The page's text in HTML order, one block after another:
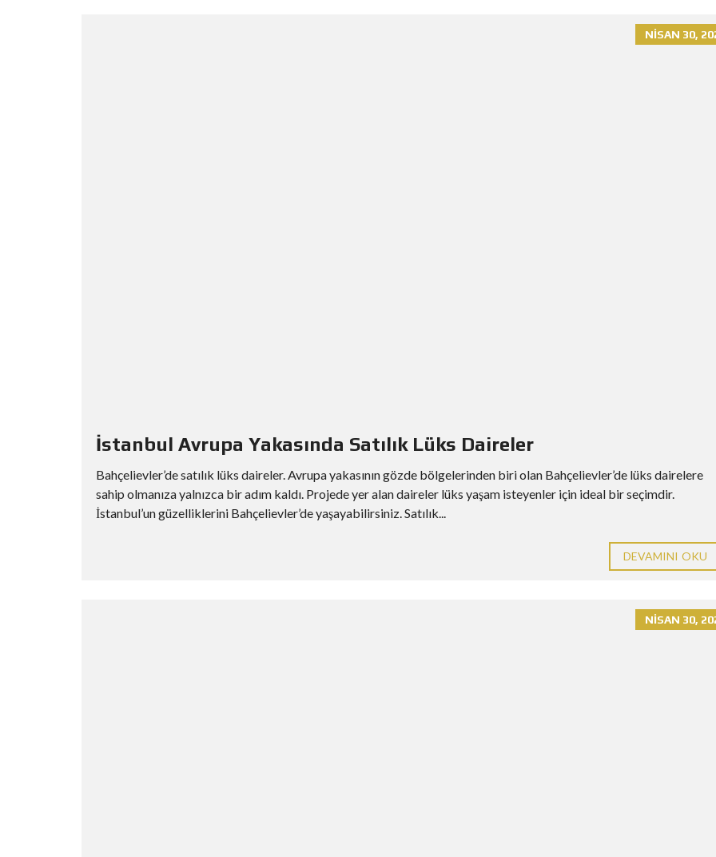
NISAN 30,
İstanbul Avrupa Yakasında Satılık Lüks Daireler
Bahçelievler’de satılık lüks daireler. Avrupa yakasının gözde bölgelerinden biri olan Bahçelievler’de lüks dairelere
sahip olmanıza yalnızca bir adım kaldı. Projede yer alan daireler lüks yaşam isteyenler için ideal bir seçimdir.
İstanbul’un güzelliklerini Bahçelievler’de yaşayabilirsiniz. Satılık...
DEVAMINI OKU
NISAN 30,